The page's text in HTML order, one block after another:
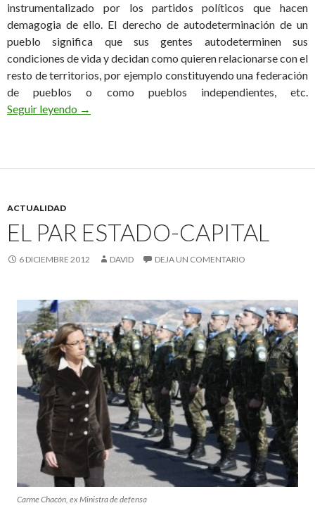
instrumentalizado por los partidos políticos que hacen
demagogia de ello. El derecho de autodeterminación de un
pueblo significa que sus gentes autodeterminen sus
condiciones de vida y decidan como quieren relacionarse con el
resto de territorios, por ejemplo constituyendo una federación
de pueblos o como pueblos independientes, etc.
Seguir leyendo El autogobierno de los pueblos
→
ACTUALIDAD
EL PAR ESTADO-CAPITAL
6 DICIEMBRE 2012 DAVID DEJA UN COMENTARIO
Carme Chacón, ex Ministra de defensa